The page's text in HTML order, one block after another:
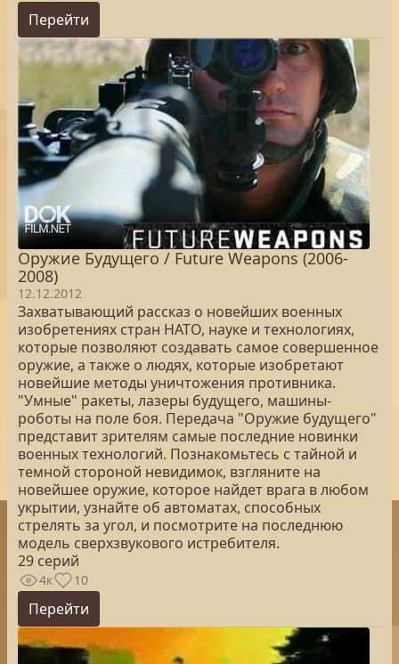
Перейти
Оружие Будущего / Future Weapons (2006-
2008)
12.12.2012
Захватывающий рассказ о новейших военных
изобретениях стран НАТО, науке и технологиях,
которые позволяют создавать самое совершенное
оружие, а также о людях, которые изобретают
новейшие методы уничтожения противника.
"Умные" ракеты, лазеры будущего, машины-
роботы на поле боя. Передача "Оружие будущего"
представит зрителям самые последние новинки
военных технологий. Познакомьтесь с тайной и
темной стороной невидимок, взгляните на
новейшее оружие, которое найдет врага в любом
укрытии, узнайте об автоматах, способных
стрелять за угол, и посмотрите на последнюю
модель сверхзвукового истребителя.
29 серий
4к 10
Перейти